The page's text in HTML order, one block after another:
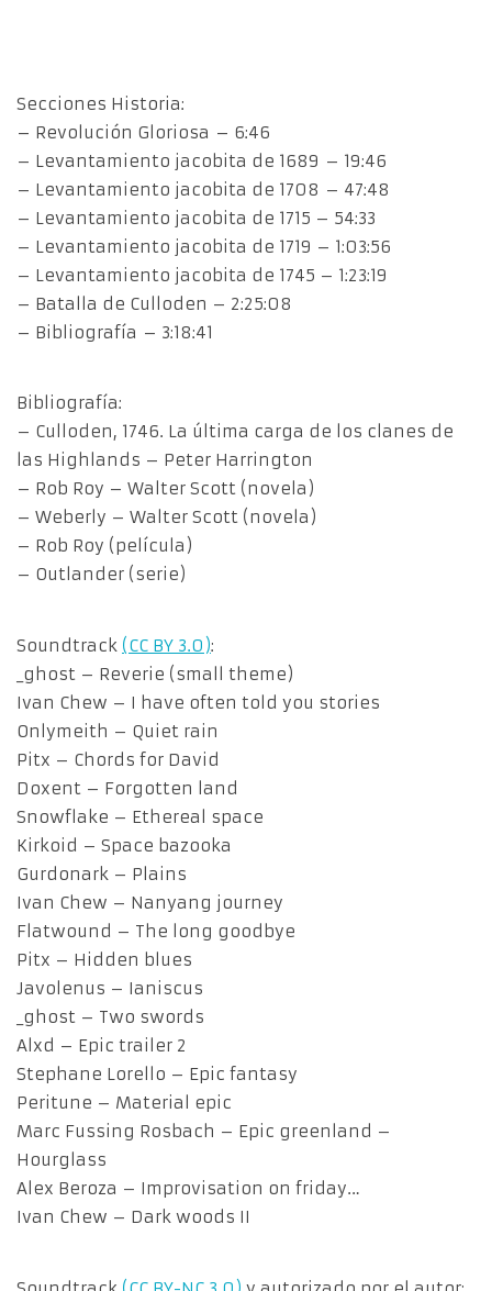
Secciones Historia:
– Revolución Gloriosa – 6:46
– Levantamiento jacobita de 1689 – 19:46
– Levantamiento jacobita de 1708 – 47:48
– Levantamiento jacobita de 1715 – 54:33
– Levantamiento jacobita de 1719 – 1:03:56
– Levantamiento jacobita de 1745 – 1:23:19
– Batalla de Culloden – 2:25:08
– Bibliografía – 3:18:41
Bibliografía:
– Culloden, 1746. La última carga de los clanes de
las Highlands – Peter Harrington
– Rob Roy – Walter Scott (novela)
– Weberly – Walter Scott (novela)
– Rob Roy (película)
– Outlander (serie)
Soundtrack (CC BY 3.0):
_ghost – Reverie (small theme)
Ivan Chew – I have often told you stories
Onlymeith – Quiet rain
Pitx – Chords for David
Doxent – Forgotten land
Snowflake – Ethereal space
Kirkoid – Space bazooka
Gurdonark – Plains
Ivan Chew – Nanyang journey
Flatwound – The long goodbye
Pitx – Hidden blues
Javolenus – Ianiscus
_ghost – Two swords
Alxd – Epic trailer 2
Stephane Lorello – Epic fantasy
Peritune – Material epic
Marc Fussing Rosbach – Epic greenland –
Hourglass
Alex Beroza – Improvisation on friday…
Ivan Chew – Dark woods II